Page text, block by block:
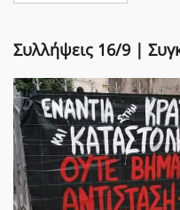
Συλλήψεις 16/9 |